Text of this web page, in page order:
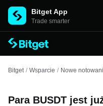
Bitget App
Trade smarter
Bitget / Wsparcie / Nowe
Para BUSDT jest